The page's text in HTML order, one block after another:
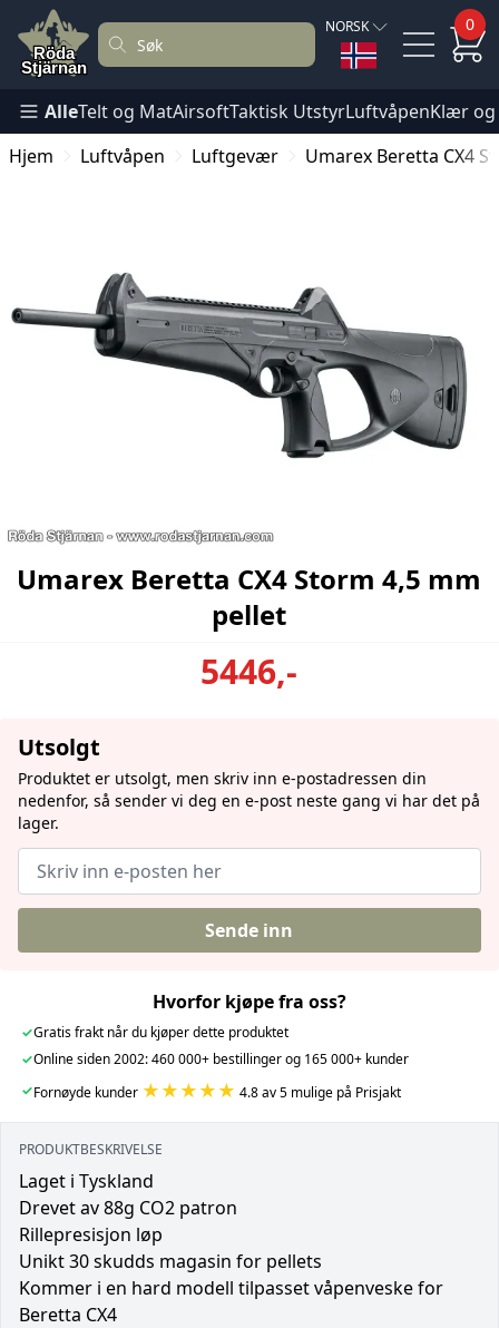
NORSK 0
AlleTelt og MatAirsoftTaktisk UtstyrLuftvåpenKlær
Hjem
Luftvåpen Luftgevær Umarex Beretta CX4
Umarex Beretta CX4 Storm 4,5 mm
pellet
5446,-
Utsolgt
Produktet er utsolgt, men skriv inn e-postadressen din
nedenfor, så sender vi deg en e-post neste gang vi har det på
lager.
Sende inn
Hvorfor kjøpe fra oss?
✓Gratis frakt når du kjøper dette produktet
✓Online siden 2002: 460 000+ bestillinger og 165 000+ kunder
✓Fornøyde kunder ★★★★★ 4.8 av 5 mulige på Prisjakt
PRODUKTBESKRIVELSE
Laget i Tyskland
Drevet av 88g CO2 patron
Rillepresisjon løp
Unikt 30 skudds magasin for pellets
Kommer i en hard modell tilpasset våpenveske for
Beretta CX4